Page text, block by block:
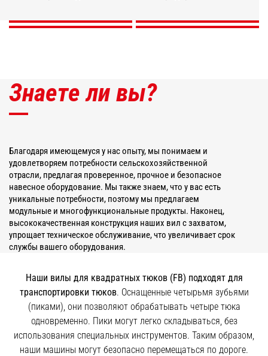
ОТКРОЙТЕ ДЛЯ СЕБЯ ОТКРОЙТЕ ДЛЯ СЕБЯ
Знаете ли вы?
Благодаря имеющемуся у нас опыту, мы понимаем и
удовлетворяем потребности сельскохозяйственной
отрасли, предлагая проверенное, прочное и безопасное
навесное оборудование. Мы также знаем, что у вас есть
уникальные потребности, поэтому мы предлагаем
модульные и многофункциональные продукты. Наконец,
высококачественная конструкция наших вил с захватом,
упрощает техническое обслуживание, что увеличивает срок
службы вашего оборудования.
Наши вилы для квадратных тюков (FB) подходят для
транспортировки тюков. Оснащенные четырьмя зубьями
(пиками), они позволяют обрабатывать четыре тюка
одновременно. Пики могут легко складываться, без
использования специальных инструментов. Таким образом,
наши машины могут безопасно перемещаться по дороге.